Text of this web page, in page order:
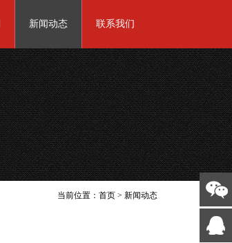
新闻动态 联系我们
当前位置：首页 >新闻动态